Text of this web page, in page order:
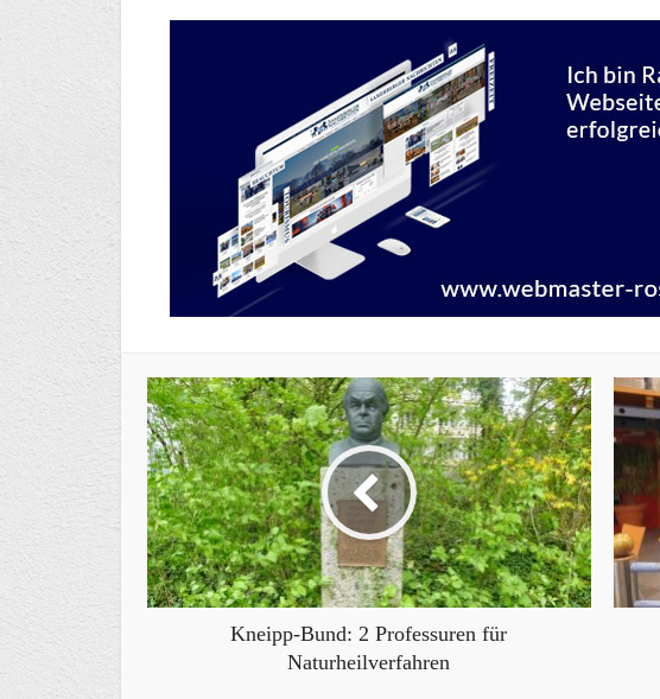
Kneipp-Bund: 2 Professuren für
Naturheilverfahren